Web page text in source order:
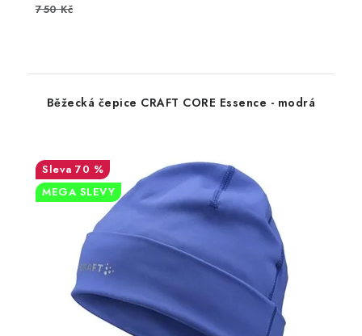
750 Kč
Běžecká čepice CRAFT CORE Essence - modrá
70 %
MEGA SLEVY